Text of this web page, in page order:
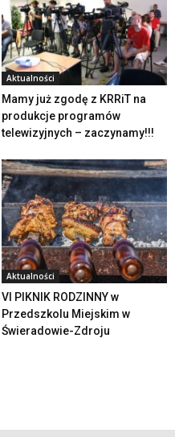
Aktualności
Mamy już zgodę z KRRiT na
produkcje programów
telewizyjnych – zaczynamy!!!
Aktualności
VI PIKNIK RODZINNY w
Przedszkolu Miejskim w
Świeradowie-Zdroju